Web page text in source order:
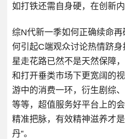
如打铁还需自身硬，在创新内
综N代新一季如何正确续命再
何引起C端观众讨论热情跻身
星走花路已然不是天然保障
和打开垂类市场下更宽阔的
游中的消费一环，衍生剧综
等等，超值服务好平台上的
精准把脉，有效精神滋养才
丹”。